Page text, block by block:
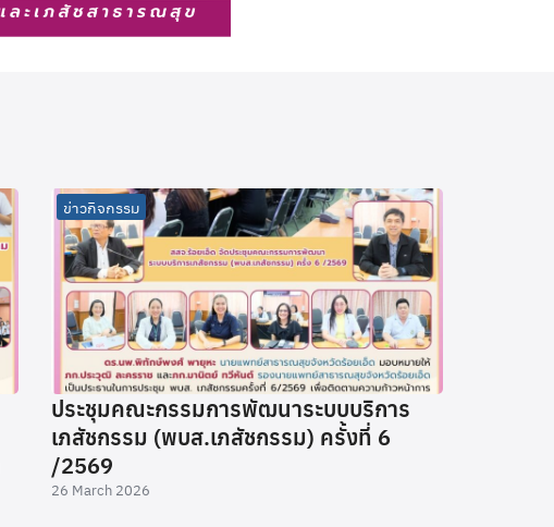
ข่าวกิจกรรม
ประชุมคณะกรรมการพัฒนาระบบบริการ
เภสัชกรรม (พบส.เภสัชกรรม) ครั้งที่ 6
/2569
26 March 2026